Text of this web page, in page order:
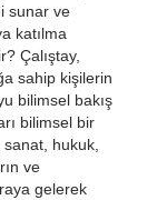
sunar ve
katılma
Çalıştay,
sahip kişilerin
bilimsel bakış
bilimsel bir
hukuk,
ve
gelerek